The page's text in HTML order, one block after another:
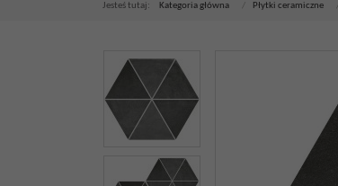
Jesteś tutaj: Kategoria główna Płytki ceramiczne